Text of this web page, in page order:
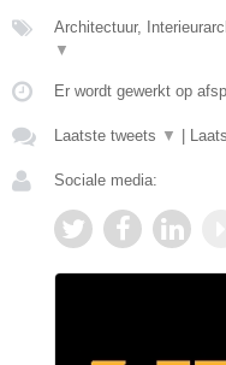
Architectuur,
▼
Er wordt gewerkt op
Laatste tweets ▼
Sociale media: